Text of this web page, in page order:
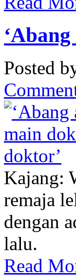
Posted
Kajang:
remaja
dengan
lalu.
Read